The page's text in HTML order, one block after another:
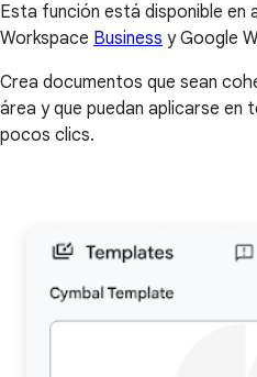
Esta función está disponible en
Workspace Business y Google
Crea documentos que sean
área y que puedan aplicarse en
pocos clics.